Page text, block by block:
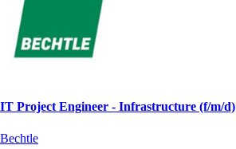
IT Project Engineer - Infrastructure (f/m/d)
Bechtle